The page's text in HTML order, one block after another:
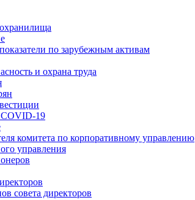
по зарубежным активам
и охрана труда
комитета по корпоративному управлению
управления
совета директоров